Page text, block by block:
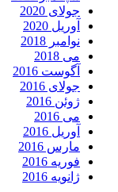
جولای 2020
آوریل 2020
نوامبر 2018
می 2018
آگوست 2016
جولای 2016
ژوئن 2016
می 2016
آوریل 2016
مارس 2016
فوریه 2016
ژانویه 2016